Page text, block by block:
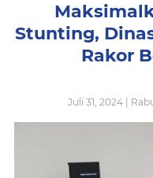
Stunting,
Rakor
Juli 31, 2024 |